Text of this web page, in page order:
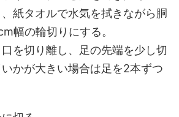
紙タオルで水気を拭きながら胴
幅の輪切りにする。
を切り離し、足の先端を少し切
かが大きい場合は足を2本ずつ